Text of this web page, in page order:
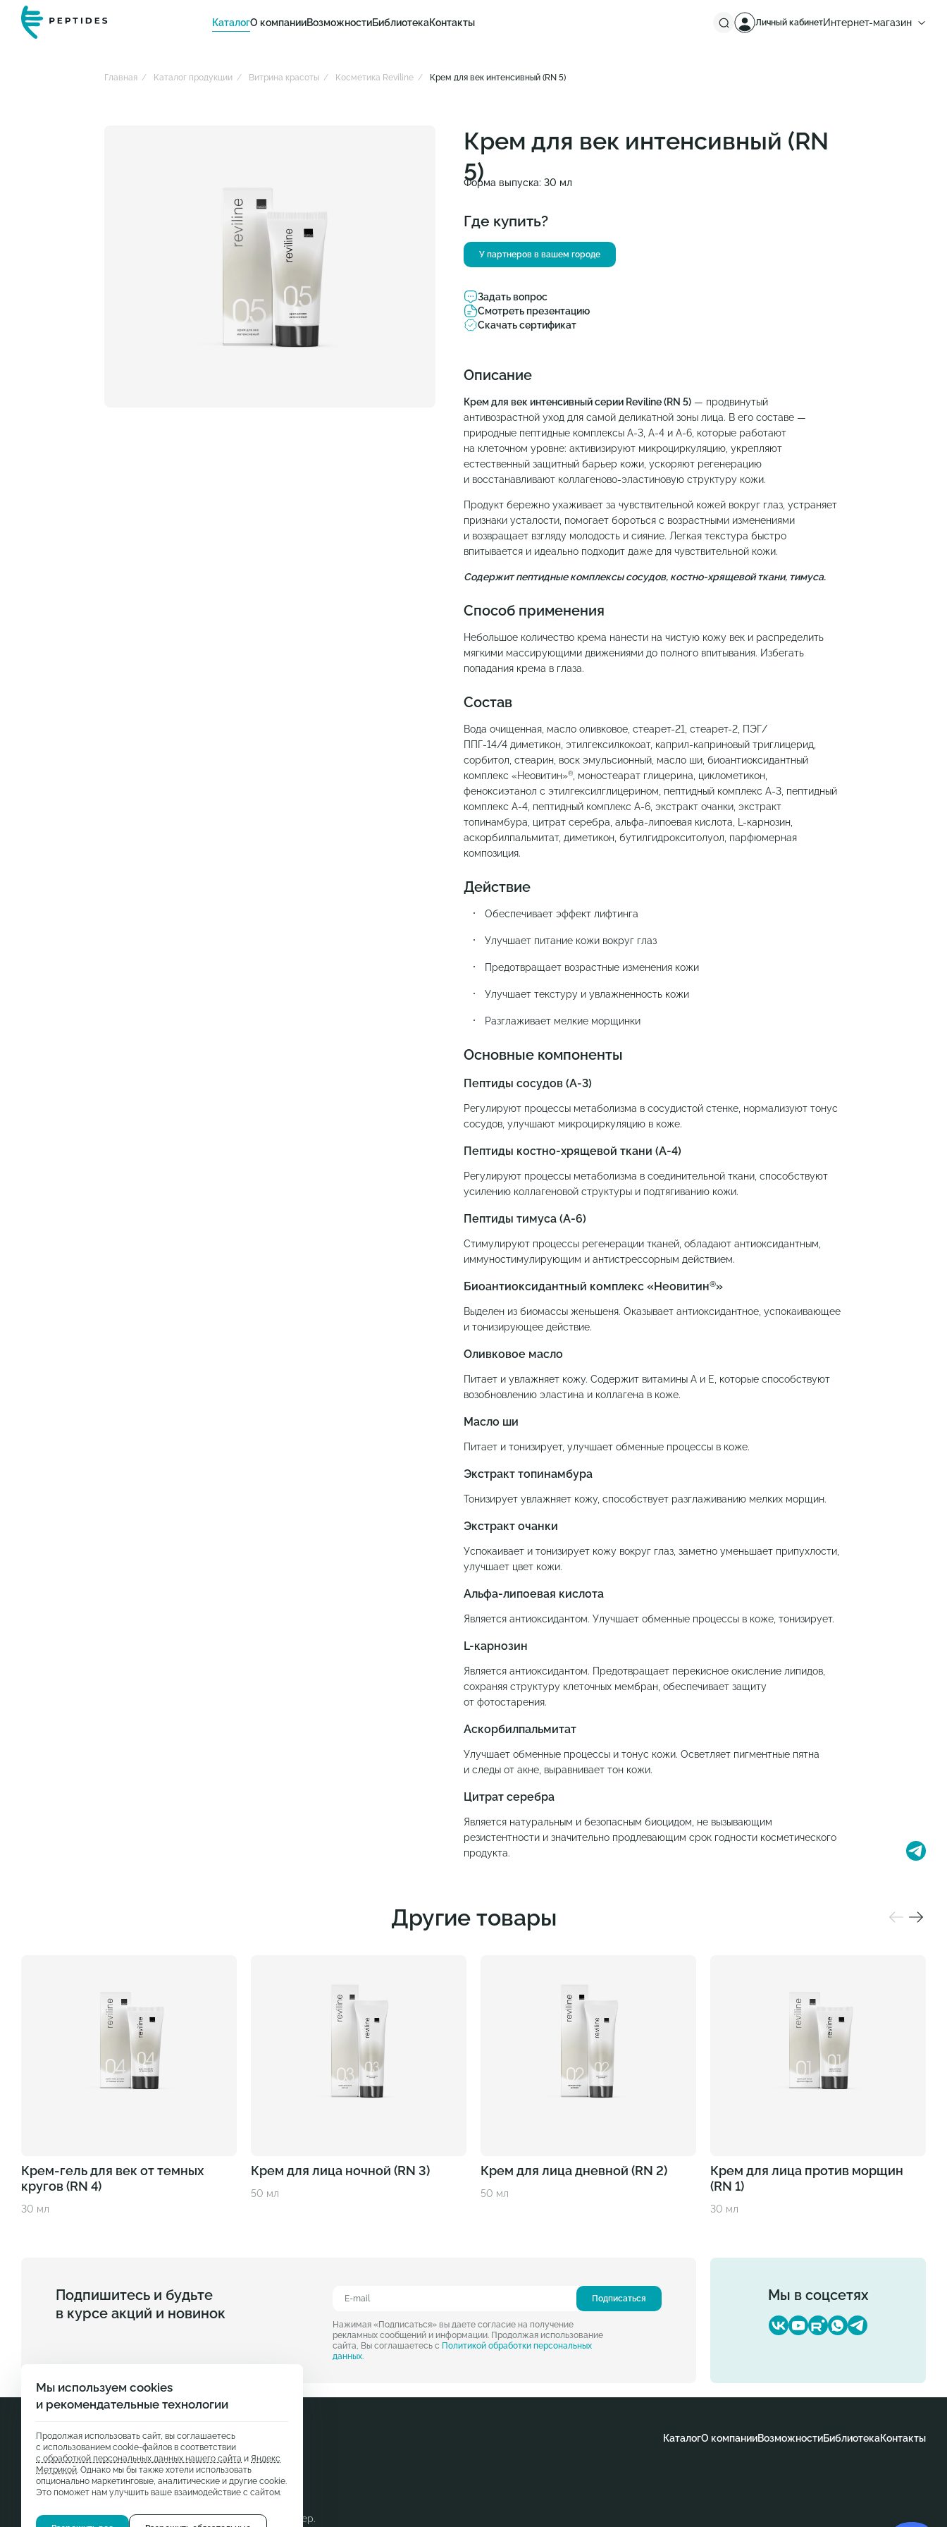
КаталогО компанииВозможностиБиблиотекаКонтакты Личный кабинетИнтернет-магазин
Главная Каталог продукции Витрина красоты Косметика Reviline Крем для век интенсивный (RN 5)
Крем для век интенсивный (RN
5)
Форма выпуска: 30 мл
Где купить?
У партнеров в вашем городе
Задать вопрос
Смотреть презентацию
Скачать сертификат
Описание
Крем для век интенсивный серии Reviline (RN 5) — продвинутый
антивозрастной уход для самой деликатной зоны лица. В его составе —
природные пептидные комплексы A-3, A-4 и A-6, которые работают
на клеточном уровне: активизируют микроциркуляцию, укрепляют
естественный защитный барьер кожи, ускоряют регенерацию
и восстанавливают коллагеново-эластиновую структуру кожи.
Продукт бережно ухаживает за чувствительной кожей вокруг глаз, устраняет
признаки усталости, помогает бороться с возрастными изменениями
и возвращает взгляду молодость и сияние. Легкая текстура быстро
впитывается и идеально подходит даже для чувствительной кожи.
Содержит пептидные комплексы сосудов, костно-хрящевой ткани, тимуса.
Способ применения
Небольшое количество крема нанести на чистую кожу век и распределить
мягкими массирующими движениями до полного впитывания. Избегать
попадания крема в глаза.
Состав
Вода очищенная, масло оливковое, стеарет-21, стеарет-2, ПЭГ/
ППГ-14/4 диметикон, этилгексилкокоат, каприл-каприновый триглицерид,
сорбитол, стеарин, воск эмульсионный, масло ши, биоантиоксидантный
комплекс «Неовитин»®
, моностеарат глицерина, циклометикон,
феноксиэтанол с этилгексилглицерином, пептидный комплекс А-3, пептидный
комплекс А-4, пептидный комплекс А-6, экстракт очанки, экстракт
топинамбура, цитрат серебра, альфа-липоевая кислота, L-карнозин,
аскорбилпальмитат, диметикон, бутилгидрокситолуол, парфюмерная
композиция.
Действие
Обеспечивает эффект лифтинга
Улучшает питание кожи вокруг глаз
Предотвращает возрастные изменения кожи
Улучшает текстуру и увлажненность кожи
Разглаживает мелкие морщинки
Основные компоненты
Пептиды сосудов (А-3)
Регулируют процессы метаболизма в сосудистой стенке, нормализуют тонус
сосудов, улучшают микроциркуляцию в коже.
Пептиды костно-хрящевой ткани (А-4)
Регулируют процессы метаболизма в соединительной ткани, способствуют
усилению коллагеновой структуры и подтягиванию кожи.
Пептиды тимуса (А-6)
Стимулируют процессы регенерации тканей, обладают антиоксидантным,
иммуностимулирующим и антистрессорным действием.
Биоантиоксидантный комплекс «Неовитин®»
Выделен из биомассы женьшеня. Оказывает антиоксидантное, успокаивающее
и тонизирующее действие.
Оливковое масло
Питает и увлажняет кожу. Содержит витамины А и Е, которые способствуют
возобновлению эластина и коллагена в коже.
Масло ши
Питает и тонизирует, улучшает обменные процессы в коже.
Экстракт топинамбура
Тонизирует увлажняет кожу, способствует разглаживанию мелких морщин.
Экстракт очанки
Успокаивает и тонизирует кожу вокруг глаз, заметно уменьшает припухлости,
улучшает цвет кожи.
Альфа-липоевая кислота
Является антиоксидантом. Улучшает обменные процессы в коже, тонизирует.
L-карнозин
Является антиоксидантом. Предотвращает перекисное окисление липидов,
сохраняя структуру клеточных мембран, обеспечивает защиту
от фотостарения.
Аскорбилпальмитат
Улучшает обменные процессы и тонус кожи. Осветляет пигментные пятна
и следы от акне, выравнивает тон кожи.
Цитрат серебра
Является натуральным и безопасным биоцидом, не вызывающим
резистентности и значительно продлевающим срок годности косметического
продукта.
Другие товары
Крем-гель для век от темных
кругов (RN 4)
30 мл
Крем для лица ночной (RN 3)
50 мл
Крем для лица дневной (RN 2)
50 мл
Крем для лица против морщин
(RN 1)
30 мл
Подпишитесь и будьте
в курсе акций и новинок
Подписаться
Нажимая «Подписаться» вы даете согласие на получение
рекламных сообщений и информации. Продолжая использование
сайта, Вы соглашаетесь с Политикой обработки персональных
данных.
Мы в соцсетях
КаталогО компанииВозможностиБиблиотекаКонтакты
Данный сайт носит исключительно информативный характер.
Мы используем cookies
и рекомендательные технологии
Продолжая использовать сайт, вы соглашаетесь
с использованием cookie-файлов в соответствии
с обработкой персональных данных нашего сайта и Яндекс
Метрикой . Однако мы бы также хотели использовать
опционально маркетинговые, аналитические и другие cookie.
Это поможет нам улучшить ваше взаимодействие с сайтом.